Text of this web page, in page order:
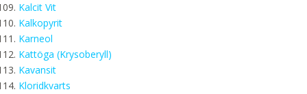
Kalcit Vit
Kalkopyrit
Karneol
Kattöga (Krysoberyll)
Kavansit
Kloridkvarts